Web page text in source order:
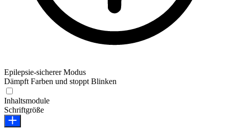
Epilepsie-sicherer Modus
Dämpft Farben und stoppt Blinken
Inhaltsmodule
Schriftgröße